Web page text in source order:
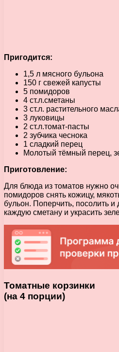
Пригодится:
1,5 л мясного бульона
150 г свежей капусты
5 помидоров
4 ст.л.сметаны
3 ст.л. растительного
3 луковицы
2 ст.л.томат-пасты
2 зубчика чеснока
1 сладкий перец
Молотый тёмный перец,
Приготовление:
Для блюда из томатов нужно
помидоров снять кожицу,
бульон. Поперчить, посолить
каждую сметану и украсить
Томатные корзинки
(на 4 порции)